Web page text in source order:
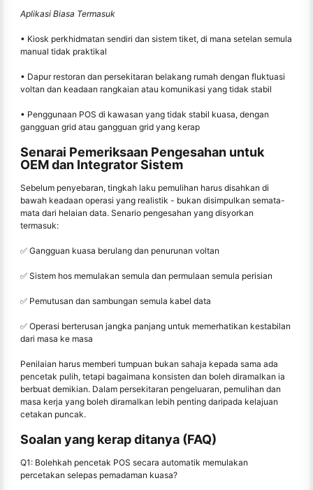
Aplikasi Biasa Termasuk
• Kiosk perkhidmatan sendiri dan sistem tiket, di mana setelan semula
manual tidak praktikal
• Dapur restoran dan persekitaran belakang rumah dengan fluktuasi
voltan dan keadaan rangkaian atau komunikasi yang tidak stabil
• Penggunaan POS di kawasan yang tidak stabil kuasa, dengan
gangguan grid atau gangguan grid yang kerap
Senarai Pemeriksaan Pengesahan untuk
OEM dan Integrator Sistem
Sebelum penyebaran, tingkah laku pemulihan harus disahkan di
bawah keadaan operasi yang realistik - bukan disimpulkan semata-
mata dari helaian data. Senario pengesahan yang disyorkan
termasuk:
✅ Gangguan kuasa berulang dan penurunan voltan
✅ Sistem hos memulakan semula dan permulaan semula perisian
✅ Pemutusan dan sambungan semula kabel data
✅ Operasi berterusan jangka panjang untuk memerhatikan kestabilan
dari masa ke masa
Penilaian harus memberi tumpuan bukan sahaja kepada sama ada
pencetak pulih, tetapi bagaimana konsisten dan boleh diramalkan ia
berbuat demikian. Dalam persekitaran pengeluaran, pemulihan dan
masa kerja yang boleh diramalkan lebih penting daripada kelajuan
cetakan puncak.
Soalan yang kerap ditanya (FAQ)
Q1: Bolehkah pencetak POS secara automatik memulakan
percetakan selepas pemadaman kuasa?